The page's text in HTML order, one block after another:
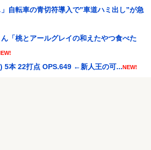
自転車の青切符導入で”車道ハミ出し”が急
ん「桃とアールグレイの和えたやつ食べた
5本 22打点 OPS.649 ←新人王の可...NEW!